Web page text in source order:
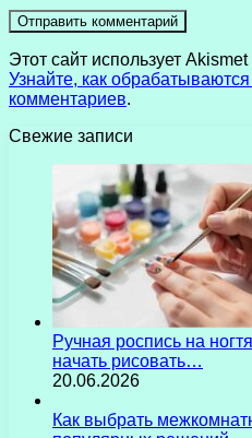
Этот сайт использует
Узнайте, как
комментариев.
Свежие записи
Ручная роспись на
начать рисовать…
20.06.2026
Как выбрать